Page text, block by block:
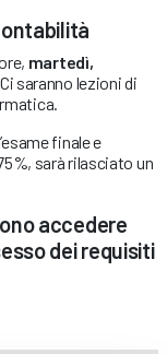
martedì,
. Ci saranno lezioni di
finale e
sarà rilasciato un
accedere
dei requisiti